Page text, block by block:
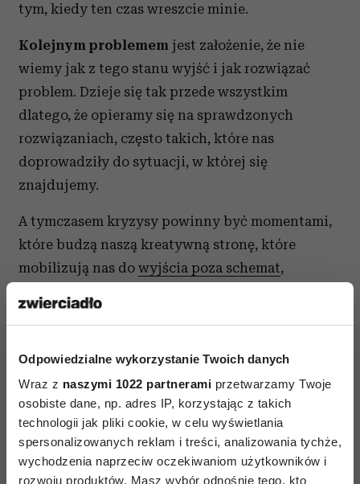
Odpowiedzialne wykorzystanie Twoich danych
Wraz z naszymi 1022 partnerami przetwarzamy Twoje
osobiste dane, np. adres IP, korzystając z takich
technologii jak pliki cookie, w celu wyświetlania
spersonalizowanych reklam i treści, analizowania tychże,
wychodzenia naprzeciw oczekiwaniom użytkowników i
rozwoju produktów. Masz wybór odnośnie tego, kto
tym, kiedy ten czas wreszcie minie.
Kolejnym problemem jest założenie, że nie
wiemy jak z tego stanu wyjść i jak rozwiązać
problem. Dzieje się tak przede wszystkim
dlatego, że opieramy się na sprawdzonych
rozwiązaniach, często takich, które nas
doprowadziły do sytuacji, w której się
znajdujemy.
A tymczasem kryzysy powinny być momentami,
które budzą naszą kreatywną stronę, które
mobilizują nas do wyjścia poza schemat,
Każdy kryzys powinien stać się naszym
nauczycielem, wskazującym nam nowe
Chcesz wyjść z kryzysu? Zobacz jak
sobie pomóc!